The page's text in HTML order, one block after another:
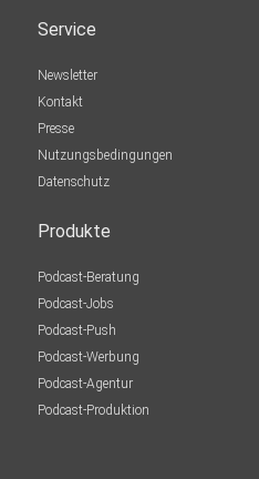
Service
Newsletter
Kontakt
Presse
Nutzungsbedingungen
Datenschutz
Produkte
Podcast-Beratung
Podcast-Jobs
Podcast-Push
Podcast-Werbung
Podcast-Agentur
Podcast-Produktion